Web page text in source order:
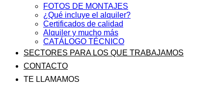
FOTOS DE MONTAJES
¿Qué incluye el alquiler?
Certificados de calidad
Alquiler y mucho más
CATÁLOGO TÉCNICO
SECTORES PARA LOS QUE TRABAJAMOS
CONTACTO
TE LLAMAMOS